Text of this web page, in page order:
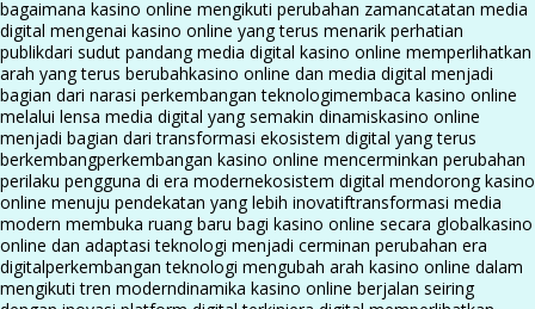
bagaimana kasino online mengikuti perubahan zamancatatan media
digital mengenai kasino online yang terus menarik perhatian
publikdari sudut pandang media digital kasino online memperlihatkan
arah yang terus berubahkasino online dan media digital menjadi
bagian dari narasi perkembangan teknologimembaca kasino online
melalui lensa media digital yang semakin dinamiskasino online
menjadi bagian dari transformasi ekosistem digital yang terus
berkembangperkembangan kasino online mencerminkan perubahan
perilaku pengguna di era modernekosistem digital mendorong kasino
online menuju pendekatan yang lebih inovatiftransformasi media
modern membuka ruang baru bagi kasino online secara globalkasino
online dan adaptasi teknologi menjadi cerminan perubahan era
digitalperkembangan teknologi mengubah arah kasino online dalam
mengikuti tren moderndinamika kasino online berjalan seiring